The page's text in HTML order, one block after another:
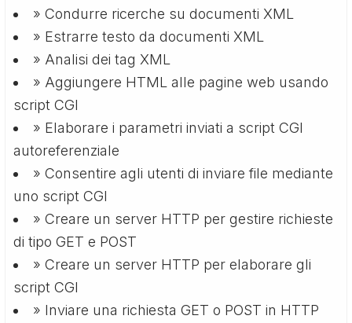
» Condurre ricerche su documenti XML
» Estrarre testo da documenti XML
» Analisi dei tag XML
» Aggiungere HTML alle pagine web usando
script CGI
» Elaborare i parametri inviati a script CGI
autoreferenziale
» Consentire agli utenti di inviare file mediante
uno script CGI
» Creare un server HTTP per gestire richieste
di tipo GET e POST
» Creare un server HTTP per elaborare gli
script CGI
» Inviare una richiesta GET o POST in HTTP